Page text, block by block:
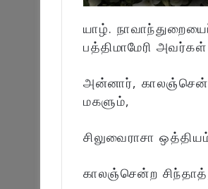
யாழ்.
பத்திமாமேரி
அன்னார்,
மகளும்,
சிலுவைராசா
காலஞ்சென்ற